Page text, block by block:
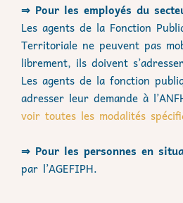
⇒ Pour les employés du
Les agents de la Fonction
Territoriale ne peuvent pas
librement, ils doivent
Les agents de la fonction
adresser leur demande à
voir toutes les modalités
⇒ Pour les personnes en
par l’AGEFIPH.